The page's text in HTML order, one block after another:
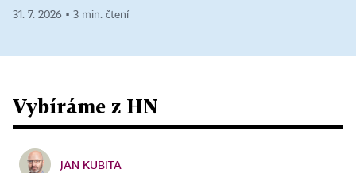
31. 7. 2026 ▪ 3 min. čtení
Vybíráme z HN
JAN KUBITA